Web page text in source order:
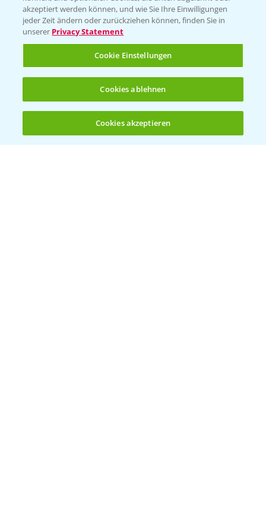
(noch 4)
Vegetables Deutschland
Infos
LINKS
Apps
Wetter Aktuell
akzeptiert werden können, und wie Sie Ihre Einwilligungen
jeder Zeit ändern oder zurückziehen können, finden Sie in
unserer Privacy Statement
Cookie Einstellungen
Cookies ablehnen
Cookies akzeptieren